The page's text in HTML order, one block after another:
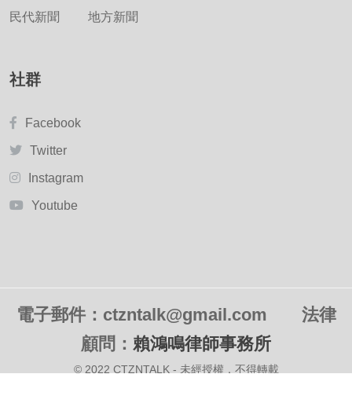
民代新聞 地方新聞
社群
Facebook
Twitter
Instagram
Youtube
電子郵件：ctzntalk@gmail.com 法律
顧問： 賴鴻鳴律師事務所
© 2022 CTZNTALK - 未經授權．不得轉載